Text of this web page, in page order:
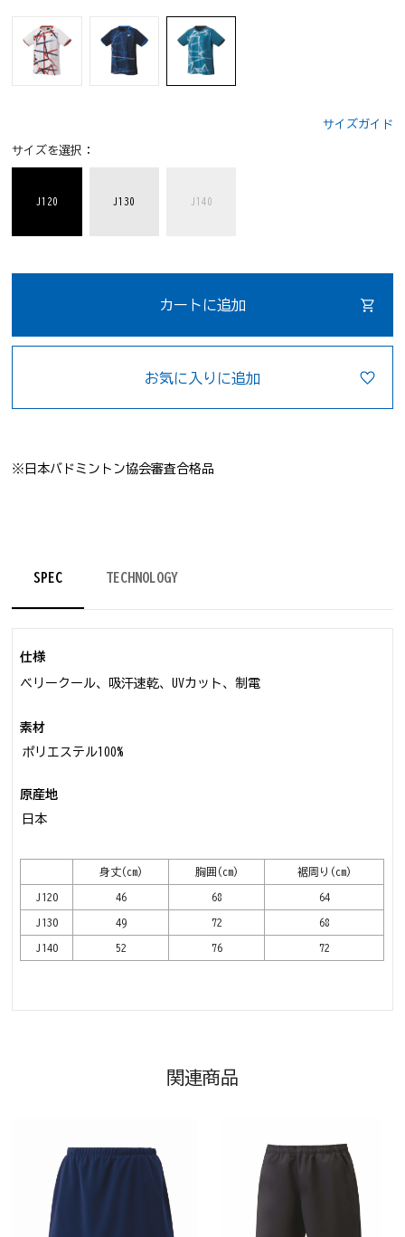
サイズガイド
サイズを選択：
J120 J130 J140
カートに追加
お気に入りに追加
※日本バドミントン協会審査合格品
SPEC TECHNOLOGY
仕様
ベリークール、吸汗速乾、UVカット、制電
素材
ポリエステル100%
原産地
日本
身丈(cm) 胸囲(cm) 裾周り(cm)
J120 46 68 64
J130 49 72 68
J140 52 76 72
関連商品